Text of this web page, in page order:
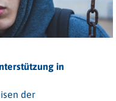
in
der